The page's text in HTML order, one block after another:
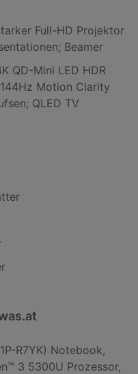
Full-HD Projektor
Beamer
QD-Mini LED HDR
Motion Clarity
QLED TV
R7YK) Notebook,
3 5300U Prozessor,